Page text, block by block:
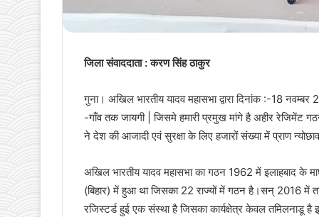
जिला संवाददाता : करण सिंह ठाकुर
गुना। अखिल भारतीय यादव महासभा द्वारा दिनांक :-18
-गाँव तक जायगी | जिसमे हमारी प्रमुख मांगे है अहीर रेजिमेंट
ने देश की आजादी एवं सुरक्षा के लिए हजारों संख्या में प्राण
अखिल भारतीय यादव महासभा का गठन 1962 में इलाहबाद
(बिहार) में हुआ था जिसका 22 राज्यों में गठन है।सन् 2016 में
रजिस्टर्ड हुई एक संस्था है जिसका कार्यक्षेत्र केवल तमिलनाडू है